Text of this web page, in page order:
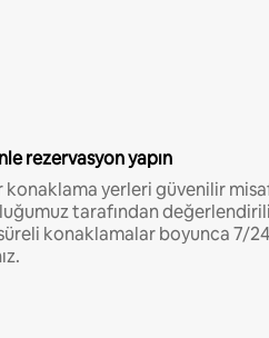
rezervasyon yapın
konaklama yerleri güvenilir
tarafından
konaklamalar boyunca 7/